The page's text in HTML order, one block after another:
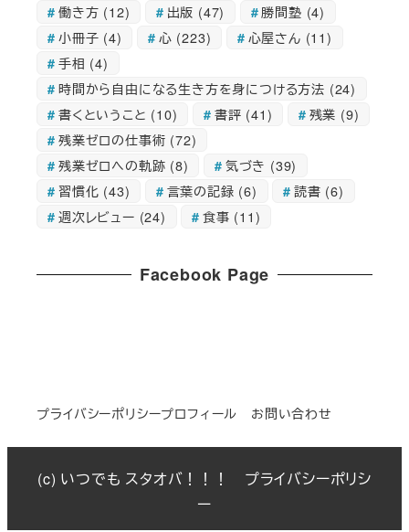
働き方 (12) 出版 (47) 勝間塾 (4)
小冊子 (4) 心 (223) 心屋さん (11)
手相 (4)
時間から自由になる生き方を身につける方法 (24)
書くということ (10) 書評 (41) 残業 (9)
残業ゼロの仕事術 (72)
残業ゼロへの軌跡 (8) 気づき (39)
習慣化 (43) 言葉の記録 (6) 読書 (6)
週次レビュー (24) 食事 (11)
Facebook Page
プライバシーポリシープロフィール お問い合わせ
(c) いつでも スタオバ！！！ プライバシーポリシ
ー